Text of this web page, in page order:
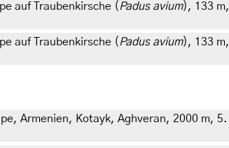
auf Traubenkirsche (Padus avium), 133
auf Traubenkirsche (Padus avium), 133
Armenien, Kotayk, Aghveran, 2000 m, 5.